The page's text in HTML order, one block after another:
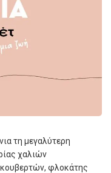
τη μεγαλύτερη
χαλιών
φλοκάτης